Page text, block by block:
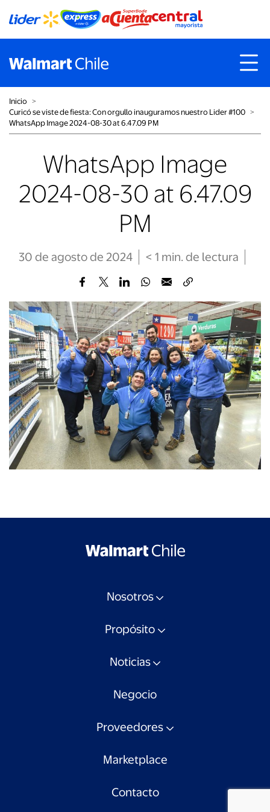
Inicio ˃
Curicó se viste de fiesta: Con orgullo inauguramos nuestro Lider #100 ˃
WhatsApp Image 2024-08-30 at 6.47.09 PM
WhatsApp Image
2024-08-30 at 6.47.09
PM
30 de agosto de 2024 < 1 min. de lectura
Nosotros
Propósito
Noticias
Negocio
Proveedores
Marketplace
Contacto